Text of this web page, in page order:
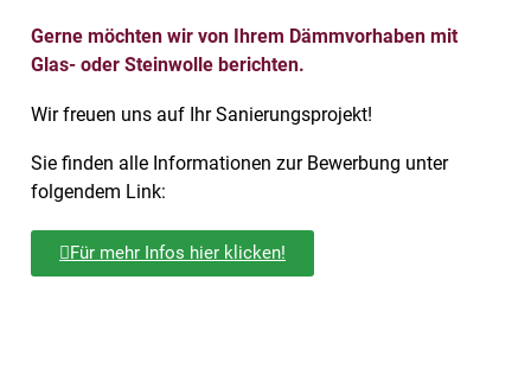
Gerne möchten wir von Ihrem Dämmvorhaben mit
Glas- oder Steinwolle berichten.
Wir freuen uns auf Ihr Sanierungsprojekt!
Sie finden alle Informationen zur Bewerbung unter
folgendem Link:
Für mehr Infos hier klicken!